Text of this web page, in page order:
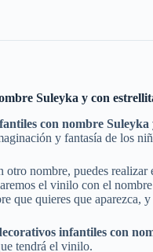
Suleyka y con
con nombre
y fantasía de los
otro nombre, puedes
el vinilo con el
que quieres que aparezca,
infantiles con
tendrá el vinilo.